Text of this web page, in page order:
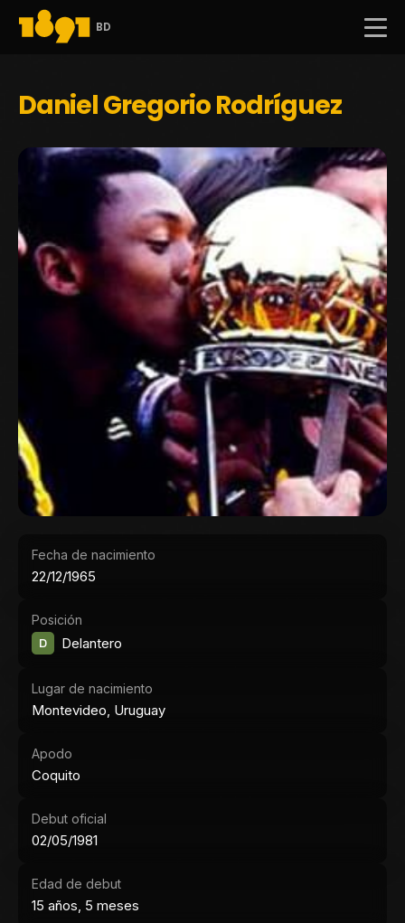
BD
Daniel Gregorio Rodríguez
Fecha de nacimiento
22/12/1965
Posición
D Delantero
Lugar de nacimiento
Montevideo, Uruguay
Apodo
Coquito
Debut oficial
02/05/1981
Edad de debut
15 años, 5 meses